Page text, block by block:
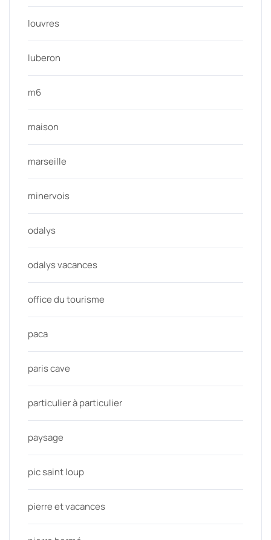
louvres
luberon
m6
maison
marseille
minervois
odalys
odalys vacances
office du tourisme
paca
paris cave
particulier à particulier
paysage
pic saint loup
pierre et vacances